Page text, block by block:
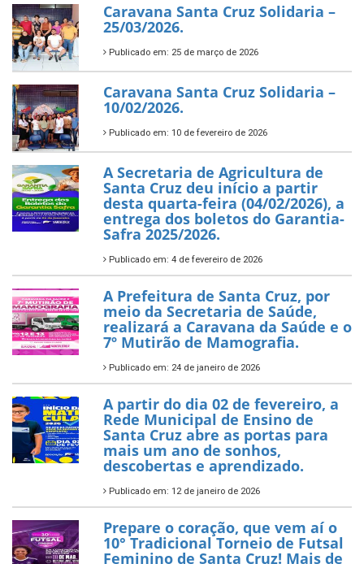
Caravana Santa Cruz Solidaria –
25/03/2026.
Publicado em: 25 de março de 2026
Caravana Santa Cruz Solidaria –
10/02/2026.
Publicado em: 10 de fevereiro de 2026
A Secretaria de Agricultura de
Santa Cruz deu início a partir
desta quarta-feira (04/02/2026), a
entrega dos boletos do Garantia-
Safra 2025/2026.
Publicado em: 4 de fevereiro de 2026
A Prefeitura de Santa Cruz, por
meio da Secretaria de Saúde,
realizará a Caravana da Saúde e o
7º Mutirão de Mamografia.
Publicado em: 24 de janeiro de 2026
A partir do dia 02 de fevereiro, a
Rede Municipal de Ensino de
Santa Cruz abre as portas para
mais um ano de sonhos,
descobertas e aprendizado.
Publicado em: 12 de janeiro de 2026
Prepare o coração, que vem aí o
10° Tradicional Torneio de Futsal
Feminino de Santa Cruz! Mais de